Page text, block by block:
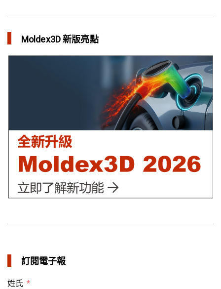
異型水路可行性驗證 縮短USB外殼生產週期
Moldex3D 新版亮點
訂閱電子報
姓氏